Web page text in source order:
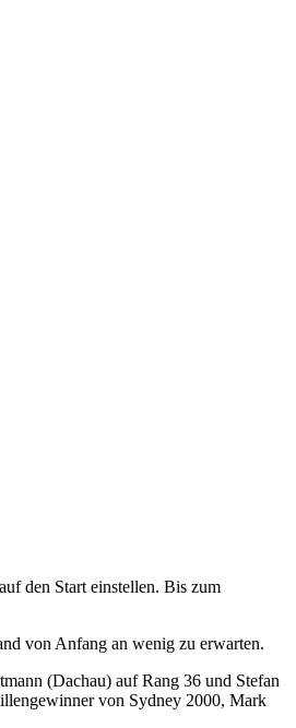
den Start einstellen. Bis zum
von Anfang an wenig zu erwarten.
(Dachau) auf Rang 36 und Stefan
von Sydney 2000, Mark